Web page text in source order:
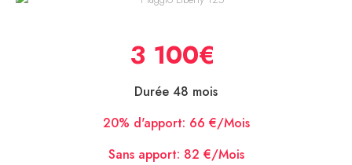
3 100€
Durée 48 mois
20% d'apport: 66 €/Mois
Sans apport: 82 €/Mois